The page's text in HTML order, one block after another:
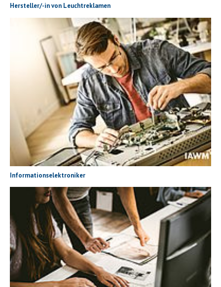
Hersteller/-in von Leuchtreklamen
Informationselektroniker